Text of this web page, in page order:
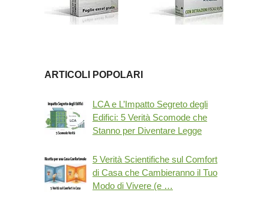
ARTICOLI POPOLARI
LCA e L’Impatto Segreto degli
Edifici: 5 Verità Scomode che
Stanno per Diventare Legge
5 Verità Scientifiche sul Comfort
di Casa che Cambieranno il Tuo
Modo di Vivere (e …